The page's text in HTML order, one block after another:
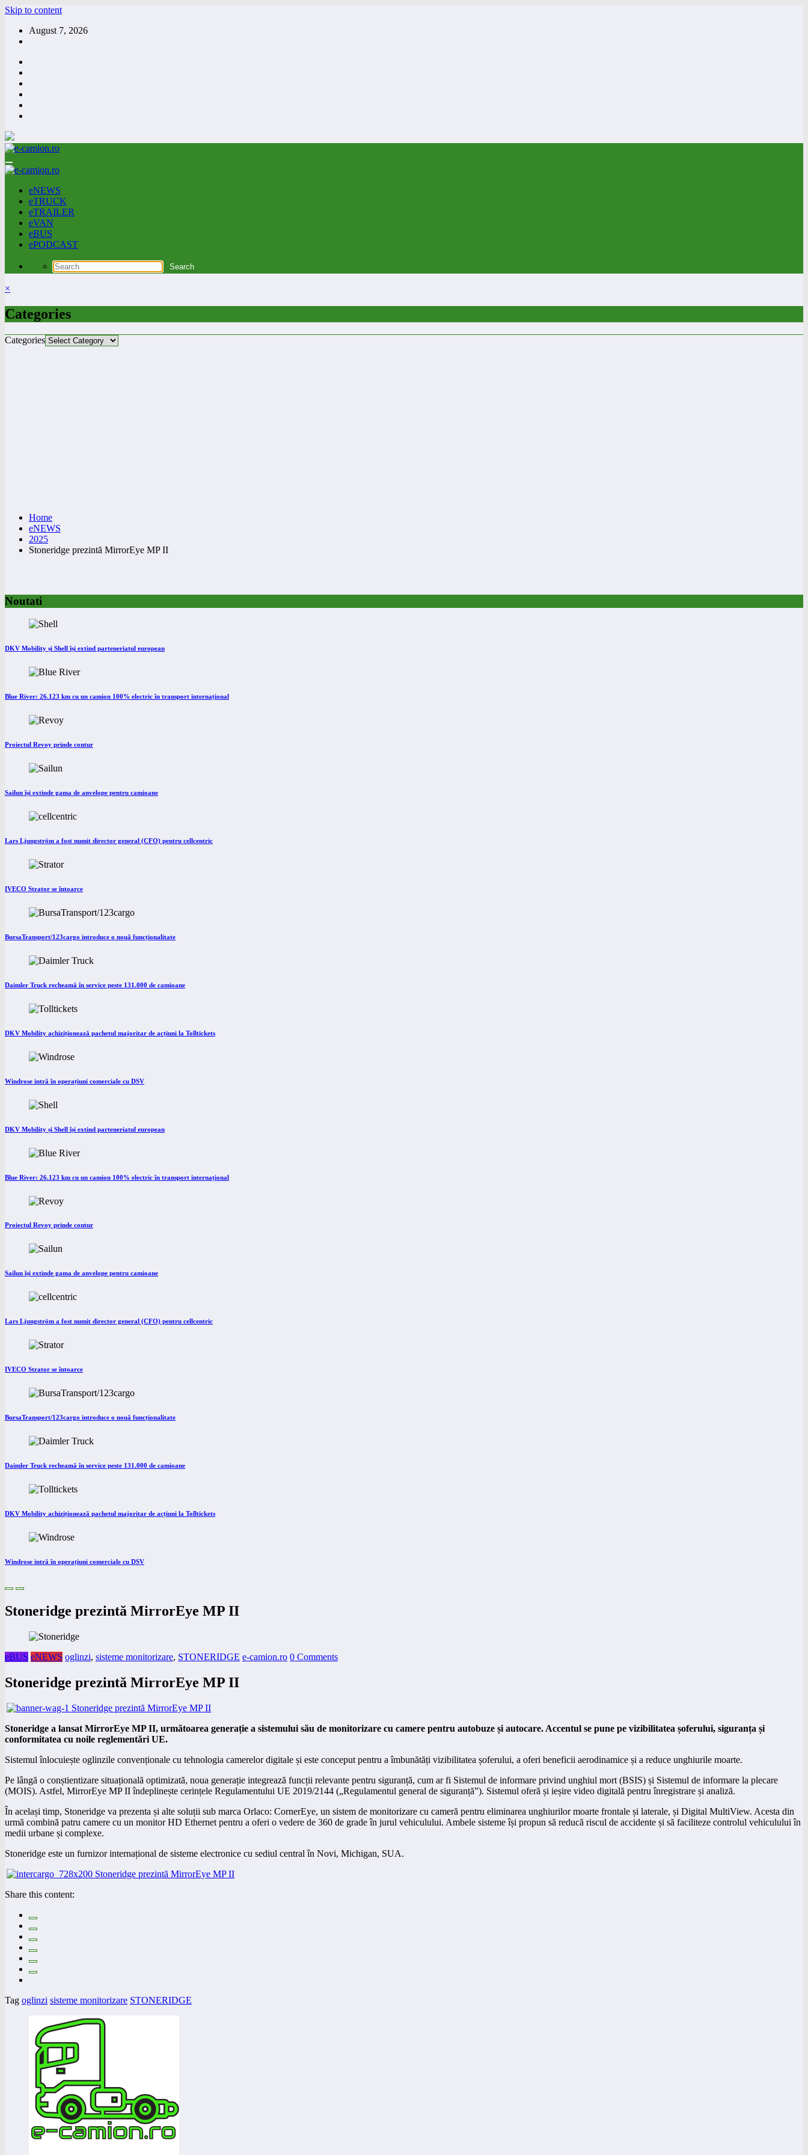
Skip to content
August 7, 2026
eNEWS
eTRUCK
eTRAILER
eVAN
eBUS
ePODCAST
×
Categories
Categories
Home
eNEWS
2025
Stoneridge prezintă MirrorEye MP II
Noutati
DKV Mobility și Shell își extind parteneriatul european
Blue River: 26.123 km cu un camion 100% electric în transport internațional
Proiectul Revoy prinde contur
Sailun își extinde gama de anvelope pentru camioane
Lars Ljungström a fost numit director general (CFO) pentru cellcentric
IVECO Strator se întoarce
BursaTransport/123cargo introduce o nouă funcționalitate
Daimler Truck recheamă în service peste 131.000 de camioane
DKV Mobility achiziționează pachetul majoritar de acțiuni la Tolltickets
Windrose intră în operațiuni comerciale cu DSV
DKV Mobility și Shell își extind parteneriatul european
Blue River: 26.123 km cu un camion 100% electric în transport internațional
Proiectul Revoy prinde contur
Sailun își extinde gama de anvelope pentru camioane
Lars Ljungström a fost numit director general (CFO) pentru cellcentric
IVECO Strator se întoarce
BursaTransport/123cargo introduce o nouă funcționalitate
Daimler Truck recheamă în service peste 131.000 de camioane
DKV Mobility achiziționează pachetul majoritar de acțiuni la Tolltickets
Windrose intră în operațiuni comerciale cu DSV
Stoneridge prezintă MirrorEye MP II
eBUS eNEWS oglinzi, sisteme monitorizare, STONERIDGE e-camion.ro 0 Comments
Stoneridge prezintă MirrorEye MP II
Stoneridge a lansat MirrorEye MP II, următoarea generație a sistemului său de monitorizare cu camere pentru autobuze și autocare. Accentul se pune pe vizibilitatea șoferului, siguranța și
conformitatea cu noile reglementări UE.
Sistemul înlocuiește oglinzile convenționale cu tehnologia camerelor digitale și este conceput pentru a îmbunătăți vizibilitatea șoferului, a oferi beneficii aerodinamice și a reduce unghiurile moarte.
Pe lângă o conștientizare situațională optimizată, noua generație integrează funcții relevante pentru siguranță, cum ar fi Sistemul de informare privind unghiul mort (BSIS) și Sistemul de informare la plecare
(MOIS). Astfel, MirrorEye MP II îndeplinește cerințele Regulamentului UE 2019/2144 („Regulamentul general de siguranță”). Sistemul oferă și ieșire video digitală pentru înregistrare și analiză.
În același timp, Stoneridge va prezenta și alte soluții sub marca Orlaco: CornerEye, un sistem de monitorizare cu cameră pentru eliminarea unghiurilor moarte frontale și laterale, și Digital MultiView. Acesta din
urmă combină patru camere cu un monitor HD Ethernet pentru a oferi o vedere de 360 ​​de grade în jurul vehiculului. Ambele sisteme își propun să reducă riscul de accidente și să faciliteze controlul vehiculului în
medii urbane și complexe.
Stoneridge este un furnizor internațional de sisteme electronice cu sediul central în Novi, Michigan, SUA.
Share this content:
Tag oglinzi sisteme monitorizare STONERIDGE